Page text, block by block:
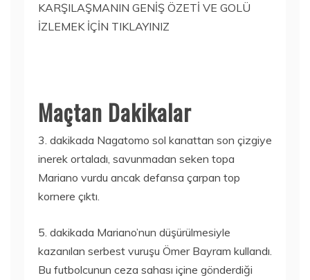
KARŞILAŞMANIN GENİŞ ÖZETİ VE GOLÜ
İZLEMEK İÇİN TIKLAYINIZ
Maçtan Dakikalar
3. dakikada Nagatomo sol kanattan son çizgiye
inerek ortaladı, savunmadan seken topa
Mariano vurdu ancak defansa çarpan top
kornere çıktı.
5. dakikada Mariano’nun düşürülmesiyle
kazanılan serbest vuruşu Ömer Bayram kullandı.
Bu futbolcunun ceza sahası içine gönderdiği